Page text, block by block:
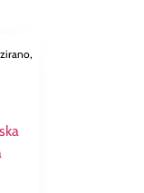
,